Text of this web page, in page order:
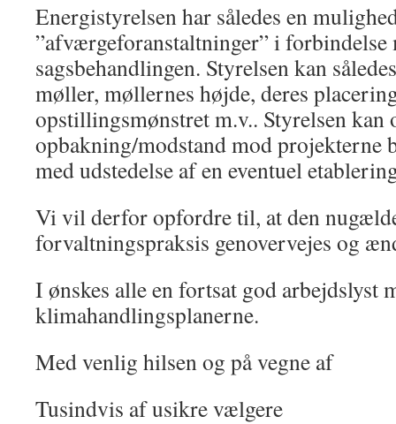
Energistyrelsen har således en
”afværgeforanstaltninger” i forbindelse
sagsbehandlingen. Styrelsen kan
møller, møllernes højde, deres
opstillingsmønstret m.v.. Styrelsen
opbakning/modstand mod projekterne
med udstedelse af en eventuel
Vi vil derfor opfordre til, at den
forvaltningspraksis genovervejes og
I ønskes alle en fortsat god arbejdslyst
klimahandlingsplanerne.
Med venlig hilsen og på vegne af
Tusindvis af usikre vælgere